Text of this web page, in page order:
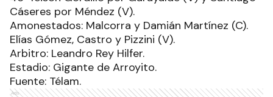
Cáseres por Méndez (V).
Amonestados: Malcorra y Damián Martínez (C).
Elías Gómez, Castro y Pizzini (V).
Arbitro: Leandro Rey Hilfer.
Estadio: Gigante de Arroyito.
Fuente: Télam.
Ads